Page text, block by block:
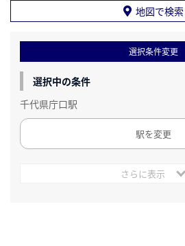
地図で検索
選択条件変更
選択中の条件
千代県庁口駅
駅を変更
さらに表示